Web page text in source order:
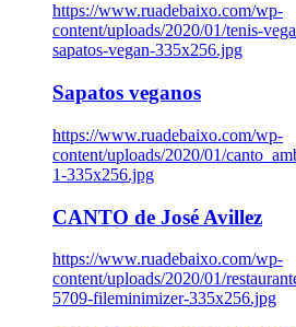
https://www.ruadebaixo.com/wp-
content/uploads/2020/01/tenis-
sapatos-vegan-335x256.jpg
Sapatos veganos
https://www.ruadebaixo.com/wp-
content/uploads/2020/01/
1-335x256.jpg
CANTO de José Avillez
https://www.ruadebaixo.com/wp-
content/uploads/2020/01/
5709-fileminimizer-335x256.jpg